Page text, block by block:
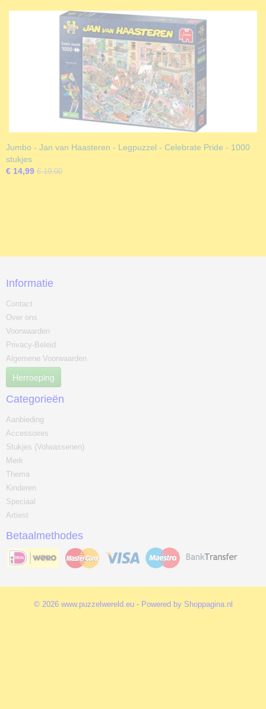
Jumbo - Jan van Haasteren - Legpuzzel - Celebrate Pride - 1000
stukjes
€ 14,99 € 19,00
Informatie
Contact
Over ons
Voorwaarden
Privacy-Beleid
Algemene Voorwaarden
Herroeping
Categorieën
Aanbieding
Accessoires
Stukjes (Volwassenen)
Merk
Thema
Kinderen
Speciaal
Artiest
Betaalmethodes
© 2026 www.puzzelwereld.eu - Powered by Shoppagina.nl